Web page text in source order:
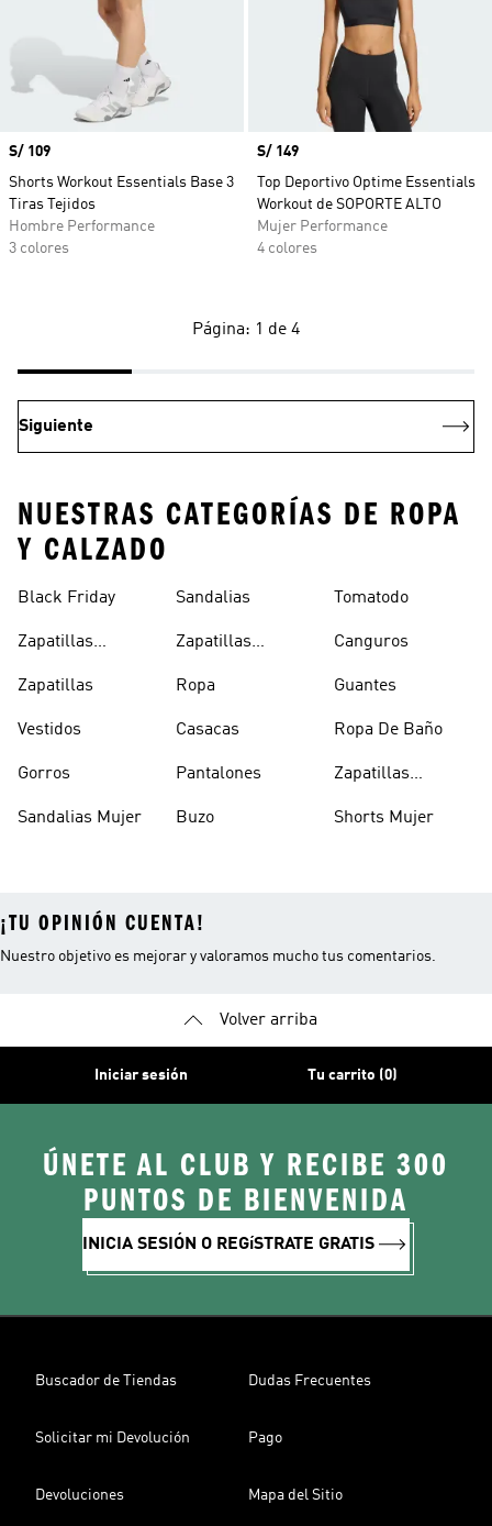
Precio
S/ 109
Shorts Workout Essentials Base 3
Tiras Tejidos
Hombre Performance
3 colores
Precio
S/ 149
Top Deportivo Optime Essentials
Workout de SOPORTE ALTO
Mujer Performance
4 colores
Página: 1 de 4
Siguiente
NUESTRAS CATEGORÍAS DE ROPA
Y CALZADO
Black Friday
Zapatillas
Zapatillas
Vestidos
Gorros
Sandalias Mujer
Sandalias
Zapatillas
Ropa
Casacas
Pantalones
Buzo
Tomatodo
Canguros
Guantes
Ropa De Baño
Zapatillas
Shorts Mujer
¡TU OPINIÓN CUENTA!
Nuestro objetivo es mejorar y valoramos mucho tus comentarios.
Volver arriba
Iniciar sesión Tu carrito (0)
ÚNETE AL CLUB Y RECIBE 300
PUNTOS DE BIENVENIDA
INICIA SESIÓN O REGíSTRATE GRATIS
Buscador de Tiendas Dudas Frecuentes
Solicitar mi Devolución Pago
Devoluciones Mapa del Sitio